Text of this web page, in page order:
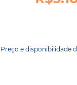
e disponibilidade